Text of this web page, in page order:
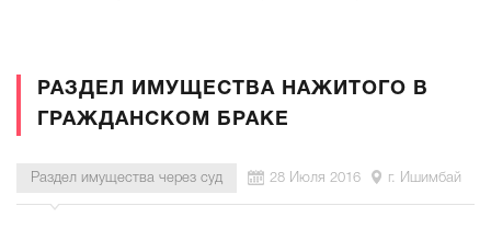
РАЗДЕЛ ИМУЩЕСТВА НАЖИТОГО В
ГРАЖДАНСКОМ БРАКЕ
Раздел имущества через суд 28 Июля 2016 г. Ишимбай